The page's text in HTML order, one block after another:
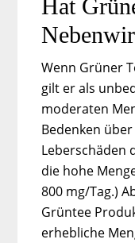
Hat
Wenn Grüner
gilt er als
moderaten
Bedenken
Leberschäden
die hohe
800 mg/Tag.)
Grüntee
erhebliche